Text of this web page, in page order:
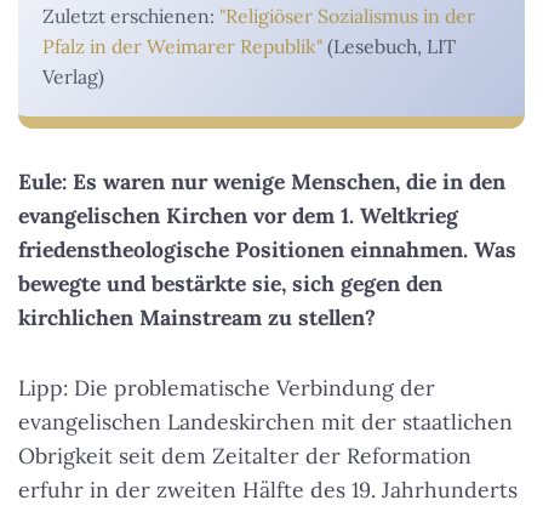
Zuletzt erschienen: "Religiöser Sozialismus in der
Pfalz in der Weimarer Republik" (Lesebuch, LIT
Verlag)
Eule: Es waren nur wenige Menschen, die in den
evangelischen Kirchen vor dem 1. Weltkrieg
friedenstheologische Positionen einnahmen. Was
bewegte und bestärkte sie, sich gegen den
kirchlichen Mainstream zu stellen?
Lipp: Die problematische Verbindung der
evangelischen Landeskirchen mit der staatlichen
Obrigkeit seit dem Zeitalter der Reformation
erfuhr in der zweiten Hälfte des 19. Jahrhunderts